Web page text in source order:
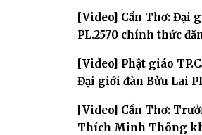
[Video] Cần Thơ: Đại
PL.2570 chính thức
[Video] Phật giáo
Đại giới đàn Bửu Lai
[Video] Cần Thơ:
Thích Minh Thông